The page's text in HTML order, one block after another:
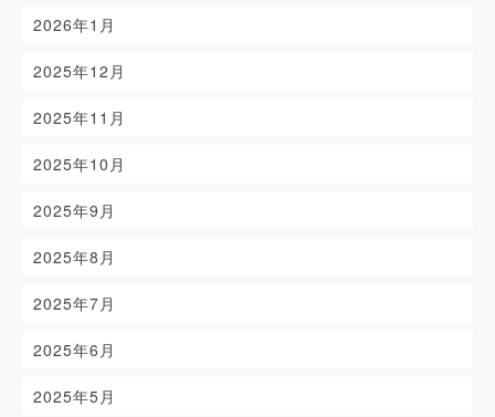
2026年1月
2025年12月
2025年11月
2025年10月
2025年9月
2025年8月
2025年7月
2025年6月
2025年5月